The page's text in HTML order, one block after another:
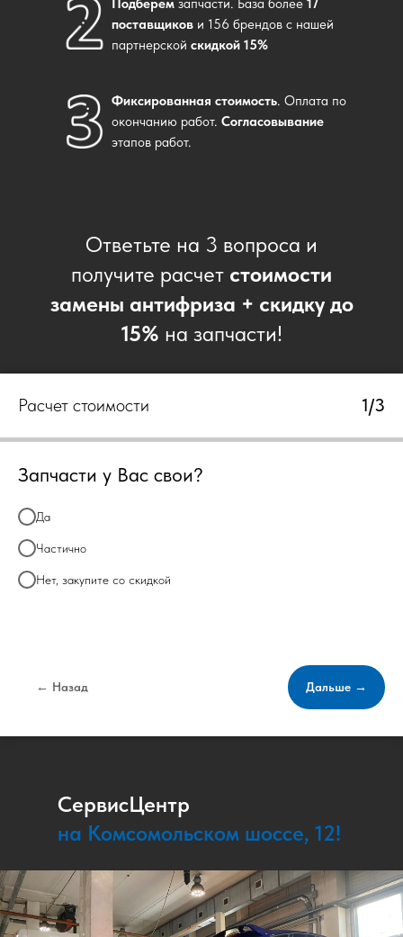
Подберем запчасти. База более 17
поставщиков и 156 брендов с нашей
партнерской скидкой 15%
Фиксированная стоимость. Оплата по
окончанию работ. Согласовывание
этапов работ.
Ответьте на 3 вопроса и
получите расчет стоимости
замены антифриза + скидку до
15% на запчасти!
Расчет стоимости 1/3
Запчасти у Вас свои?
Да
Частично
Нет, закупите со скидкой
← Назад Дальше →
СервисЦентр
на Комсомольском шоссе, 12!